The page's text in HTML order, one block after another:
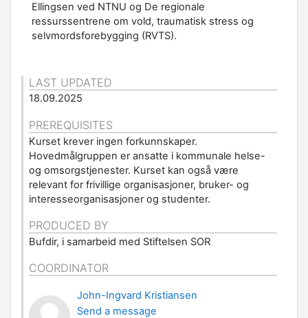
Ellingsen ved NTNU og De regionale
ressurssentrene om vold, traumatisk stress og
selvmordsforebygging (RVTS).
LAST UPDATED
18.09.2025
PREREQUISITES
Kurset krever ingen forkunnskaper.
Hovedmålgruppen er ansatte i kommunale helse-
og omsorgstjenester. Kurset kan også være
relevant for frivillige organisasjoner, bruker- og
interesseorganisasjoner og studenter.
PRODUCED BY
Bufdir, i samarbeid med Stiftelsen SOR
COORDINATOR
John-Ingvard Kristiansen
Send a message